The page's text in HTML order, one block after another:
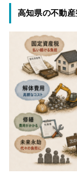
高知県の不動